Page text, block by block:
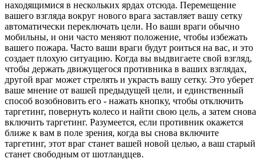
находящимися в нескольких ярдах отсюда. Перемещение
вашего взгляда вокруг нового врага заставляет вашу сетку
автоматически переключать цели. Но ваши враги обычно
мобильны, и они часто меняют положение, чтобы избежать
вашего пожара. Часто ваши враги будут роиться на вас, и это
создает плохую ситуацию. Когда вы выдвигаете свой взгляд,
чтобы держать движущегося противника в ваших взглядах,
другой враг может стрелять и украсть вашу сетку. Это уберет
ваше мнение от вашей предыдущей цели, и единственный
способ возобновить его - нажать кнопку, чтобы отключить
таргетинг, повернуть колесо и найти свою цель, а затем снова
включить таргетинг. Разумеется, если противник окажется
ближе к вам в поле зрения, когда вы снова включите
таргетинг, этот враг станет вашей новой целью, а ваш старый
станет свободным от шотландцев.